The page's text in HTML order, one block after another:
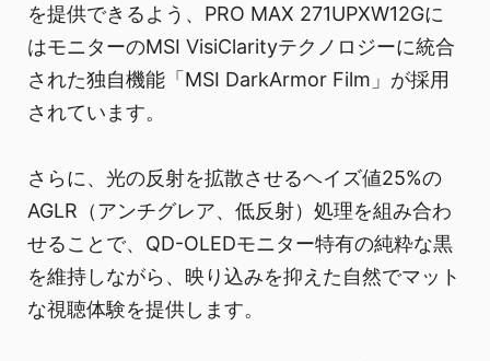
を提供できるよう、PRO MAX 271UPXW12Gに
はモニターのMSI VisiClarityテクノロジーに統合
された独自機能「MSI DarkArmor Film」が採用
されています。
さらに、光の反射を拡散させるヘイズ値25%の
AGLR（アンチグレア、低反射）処理を組み合わ
せることで、QD-OLEDモニター特有の純粋な黒
を維持しながら、映り込みを抑えた自然でマット
な視聴体験を提供します。